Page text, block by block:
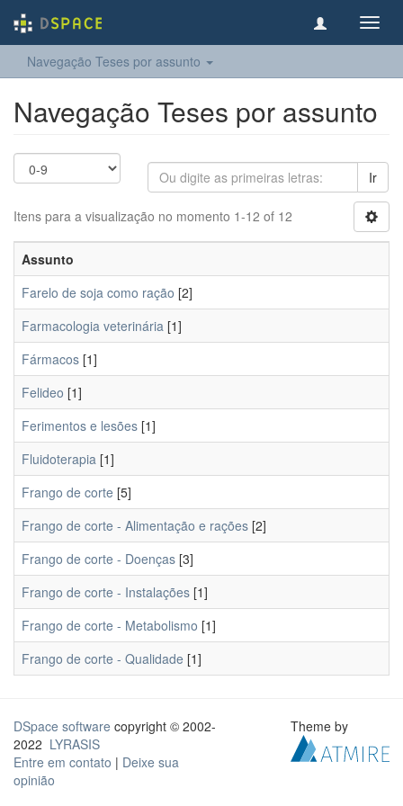
Navegação Teses por assunto
Navegação Teses por assunto
Ir
Itens para a visualização no momento 1-12 of 12
Assunto
Farelo de soja como ração [2]
Farmacologia veterinária [1]
Fármacos [1]
Felideo [1]
Ferimentos e lesões [1]
Fluidoterapia [1]
Frango de corte [5]
Frango de corte - Alimentação e rações [2]
Frango de corte - Doenças [3]
Frango de corte - Instalações [1]
Frango de corte - Metabolismo [1]
Frango de corte - Qualidade [1]
DSpace software copyright © 2002-
2022 LYRASIS
Entre em contato | Deixe sua
opinião
Theme by